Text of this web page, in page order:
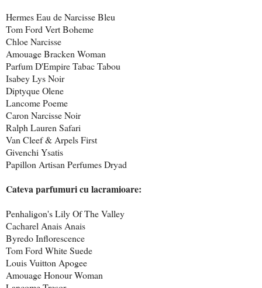
Hermes Eau de Narcisse Bleu
Tom Ford Vert Boheme
Chloe Narcisse
Amouage Bracken Woman
Parfum D'Empire Tabac Tabou
Isabey Lys Noir
Diptyque Olene
Lancome Poeme
Caron Narcisse Noir
Ralph Lauren Safari
Van Cleef & Arpels First
Givenchi Ysatis
Papillon Artisan Perfumes Dryad
Cateva parfumuri cu lacramioare:
Penhaligon's Lily Of The Valley
Cacharel Anais Anais
Byredo Inflorescence
Tom Ford White Suede
Louis Vuitton Apogee
Amouage Honour Woman